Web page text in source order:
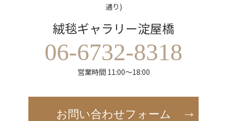
通り)
絨毯ギャラリー淀屋橋
06-6732-8318
営業時間 11:00～18:00
お問い合わせフォーム